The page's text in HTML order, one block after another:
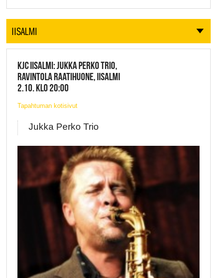
IISALMI
KJC IISALMI: JUKKA PERKO TRIO,
RAVINTOLA RAATIHUONE, IISALMI
2.10. KLO 20:00
Tapahtuman kotisivut
Jukka Perko Trio